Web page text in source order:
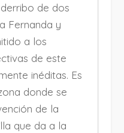
de dos
Fernanda y
a los
de este
inéditas. Es
donde se
de la
que da a la